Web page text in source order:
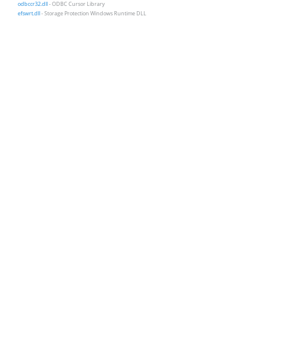
odbccr32.dll- ODBC Cursor Library
efswrt.dll- Storage Protection Windows Runtime DLL